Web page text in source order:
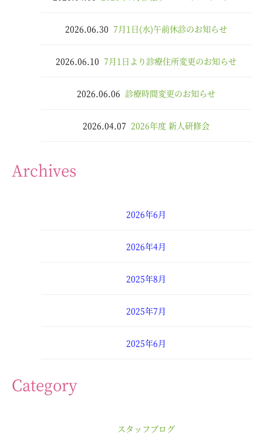
2026.06.30 7月1日(水)午前休診のお知らせ
2026.06.10 7月1日より診療住所変更のお知らせ
2026.06.06 診療時間変更のお知らせ
2026.04.07 2026年度 新人研修会
Archives
2026年6月
2026年4月
2025年8月
2025年7月
2025年6月
Category
スタッフブログ